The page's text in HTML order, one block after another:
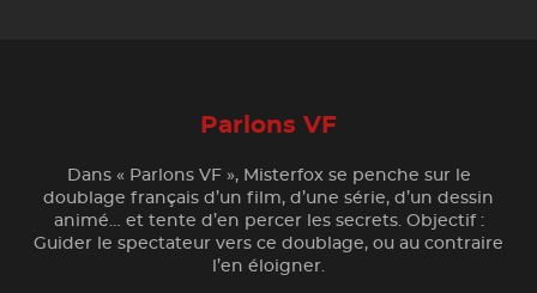
Parlons VF
Dans « Parlons VF », Misterfox se penche sur le
doublage français d’un film, d’une série, d’un dessin
animé… et tente d’en percer les secrets. Objectif :
Guider le spectateur vers ce doublage, ou au contraire
l’en éloigner.